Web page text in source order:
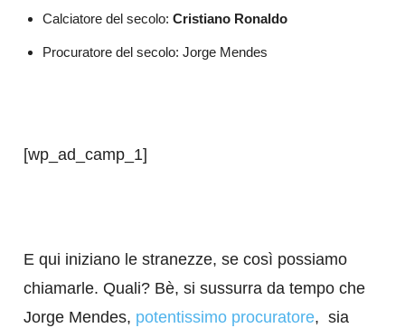
Calciatore del secolo: Cristiano Ronaldo
Procuratore del secolo: Jorge Mendes
[wp_ad_camp_1]
E qui iniziano le stranezze, se così possiamo
chiamarle. Quali? Bè, si sussurra da tempo che
Jorge Mendes, potentissimo procuratore, sia